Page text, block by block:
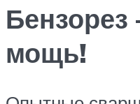
Бензорез
мощь!